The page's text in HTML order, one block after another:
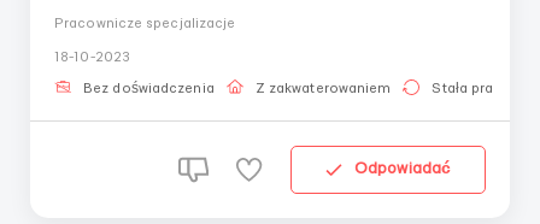
обучить с нуля новичков без о/р но также, наличие
навыков приветствуется Местоработы: “Nestlé...
Pracownicze specjalizacje
18-10-2023
Bez doświadczenia Z zakwaterowaniem Stała praca
Odpowiadać